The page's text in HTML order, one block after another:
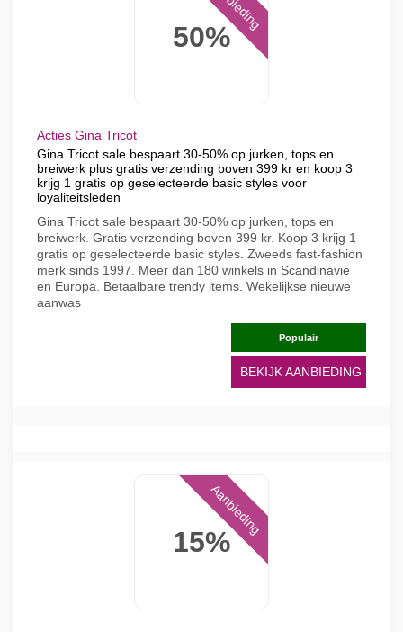
50%
Acties Gina Tricot
Gina Tricot sale bespaart 30-50% op jurken, tops en
breiwerk plus gratis verzending boven 399 kr en koop 3
krijg 1 gratis op geselecteerde basic styles voor
loyaliteitsleden
Gina Tricot sale bespaart 30-50% op jurken, tops en
breiwerk. Gratis verzending boven 399 kr. Koop 3 krijg 1
gratis op geselecteerde basic styles. Zweeds fast-fashion
merk sinds 1997. Meer dan 180 winkels in Scandinavie
en Europa. Betaalbare trendy items. Wekelijkse nieuwe
aanwas
Populair
BEKIJK AANBIEDING
15%
Aanbieding